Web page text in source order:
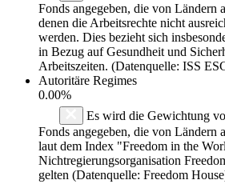
Fonds angegeben, die von Ländern
denen die Arbeitsrechte nicht
werden. Dies bezieht sich
in Bezug auf Gesundheit und
Arbeitszeiten. (Datenquelle: ISS
Autoritäre Regimes
0.00%
Es wird die Gewichtung
Fonds angegeben, die von Ländern
laut dem Index "Freedom in the
Nichtregierungsorganisation
gelten (Datenquelle: Freedom